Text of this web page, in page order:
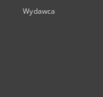
Wydawca